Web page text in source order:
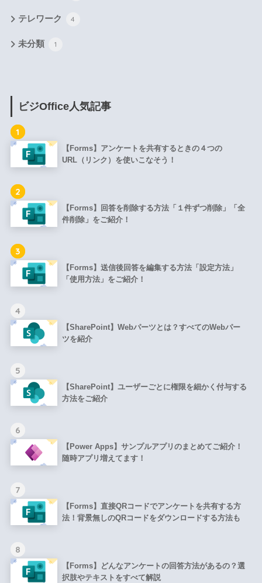
テレワーク 4
未分類 1
ビジOffice人気記事
1
【Forms】アンケートを共有するときの４つの
URL（リンク）を使いこなそう！
2
【Forms】回答を削除する方法「１件ずつ削除」「全
件削除」をご紹介！
3
【Forms】送信後回答を編集する方法「設定方法」
「使用方法」をご紹介！
4
【SharePoint】Webパーツとは？すべてのWebパー
ツを紹介
5
【SharePoint】ユーザーごとに権限を細かく付与する
方法をご紹介
6
【Power Apps】サンプルアプリのまとめてご紹介！
随時アプリ増えてます！
7
【Forms】直接QRコードでアンケートを共有する方
法！背景無しのQRコードをダウンロードする方法も
8
【Forms】どんなアンケートの回答方法があるの？選
択肢やテキストをすべて解説